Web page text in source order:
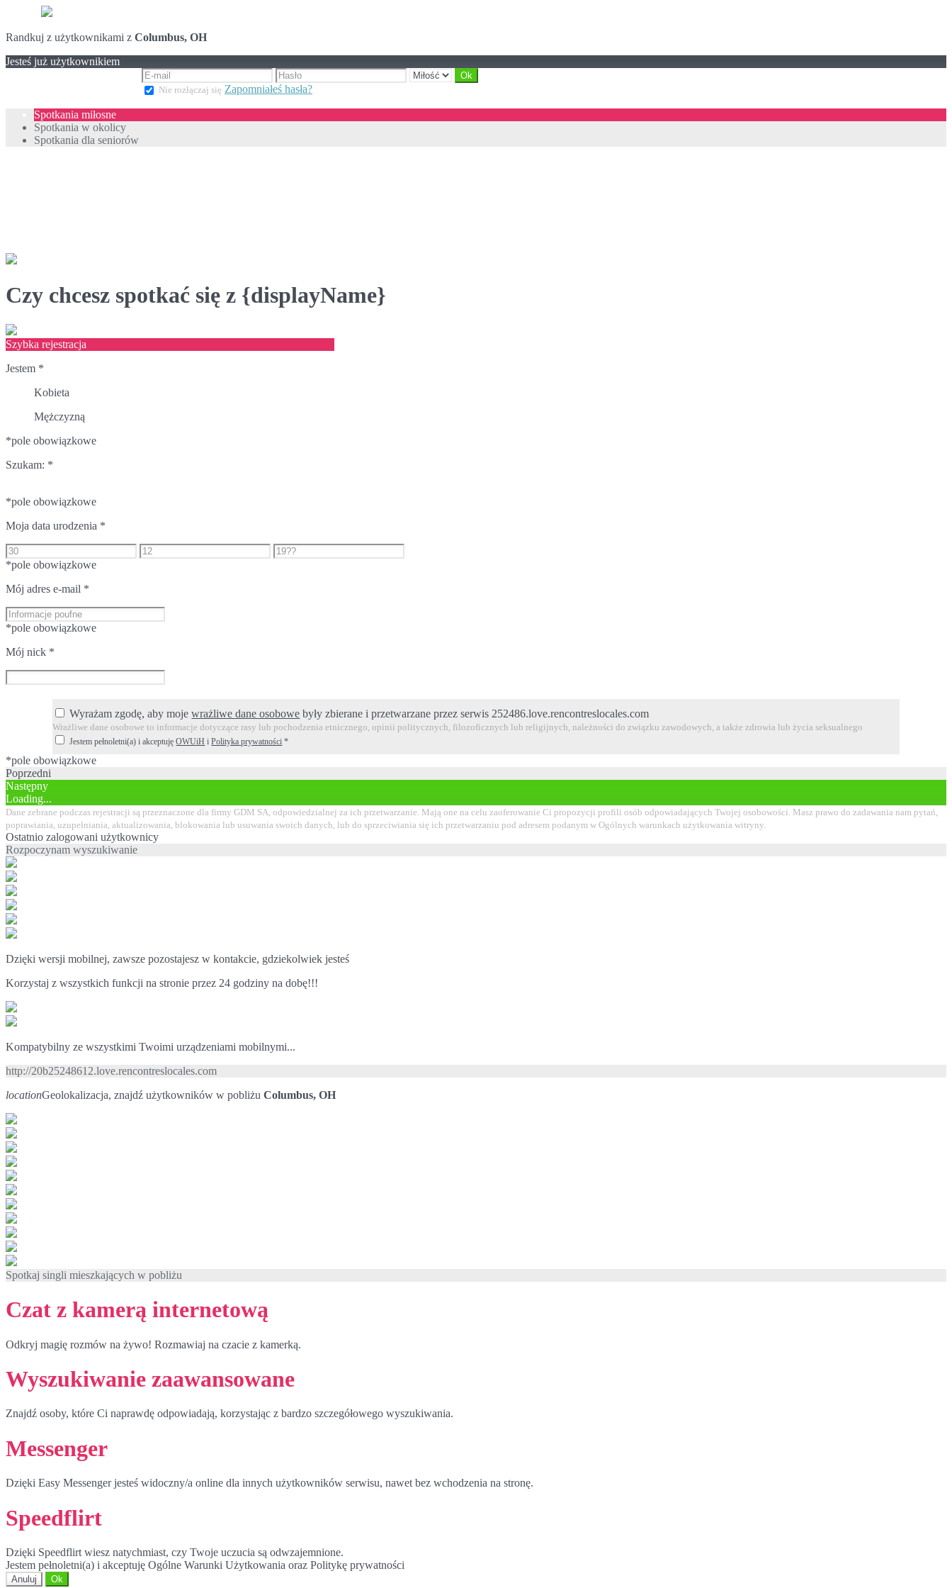
Randkuj z użytkownikami z Columbus, OH
Jesteś już użytkownikiem
Nie rozłączaj się Zapomniałeś hasła?
Spotkania miłosne
Spotkania w okolicy
Spotkania dla seniorów
Czy chcesz spotkać się z {displayName}
Szybka rejestracja
Jestem *
Kobieta
Mężczyzną
*pole obowiązkowe
Szukam: *
*pole obowiązkowe
Moja data urodzenia *
*pole obowiązkowe
Mój adres e-mail *
*pole obowiązkowe
Mój nick *
Wyrażam zgodę, aby mojewrażliwe dane osobowe były zbierane i przetwarzane przez serwis 252486.love.rencontreslocales.com
Wrażliwe dane osobowe to informacje dotyczące rasy lub pochodzenia etnicznego, opinii politycznych, filozoficznych lub religijnych, należności do związku zawodowych, a także zdrowia lub życia seksualnego
Jestem pełnoletni(a) i akceptujęOWUiH iPolityka prywatności *
*pole obowiązkowe
Poprzedni
Następny
Loading...
Dane zebrane podczas rejestracji są przeznaczone dla firmy GDM SA, odpowiedzialnej za ich przetwarzanie. Mają one na celu zaoferowanie Ci propozycji profili osób odpowiadających Twojej osobowości. Masz prawo do zadawania nam pytań,
poprawiania, uzupełniania, aktualizowania, blokowania lub usuwania swoich danych, lub do sprzeciwiania się ich przetwarzaniu pod adresem podanym w Ogólnych warunkach użytkowania witryny.
Ostatnio zalogowani użytkownicy
Rozpoczynam wyszukiwanie
Dzięki wersji mobilnej, zawsze pozostajesz w kontakcie, gdziekolwiek jesteś
Korzystaj z wszystkich funkcji na stronie przez 24 godziny na dobę!!!
Kompatybilny ze wszystkimi Twoimi urządzeniami mobilnymi...
http://20b25248612.love.rencontreslocales.com
locationGeolokalizacja, znajdź użytkowników w pobliżu Columbus, OH
Spotkaj singli mieszkających w pobliżu
Czat z kamerą internetową
Odkryj magię rozmów na żywo! Rozmawiaj na czacie z kamerką.
Wyszukiwanie zaawansowane
Znajdź osoby, które Ci naprawdę odpowiadają, korzystając z bardzo szczegółowego wyszukiwania.
Messenger
Dzięki Easy Messenger jesteś widoczny/a online dla innych użytkowników serwisu, nawet bez wchodzenia na stronę.
Speedflirt
Dzięki Speedflirt wiesz natychmiast, czy Twoje uczucia są odwzajemnione.
Jestem pełnoletni(a) i akceptuję Ogólne Warunki Użytkowania oraz Politykę prywatności
Anuluj Ok